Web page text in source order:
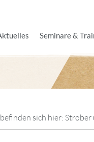
Seminare &
sich hier: Strober